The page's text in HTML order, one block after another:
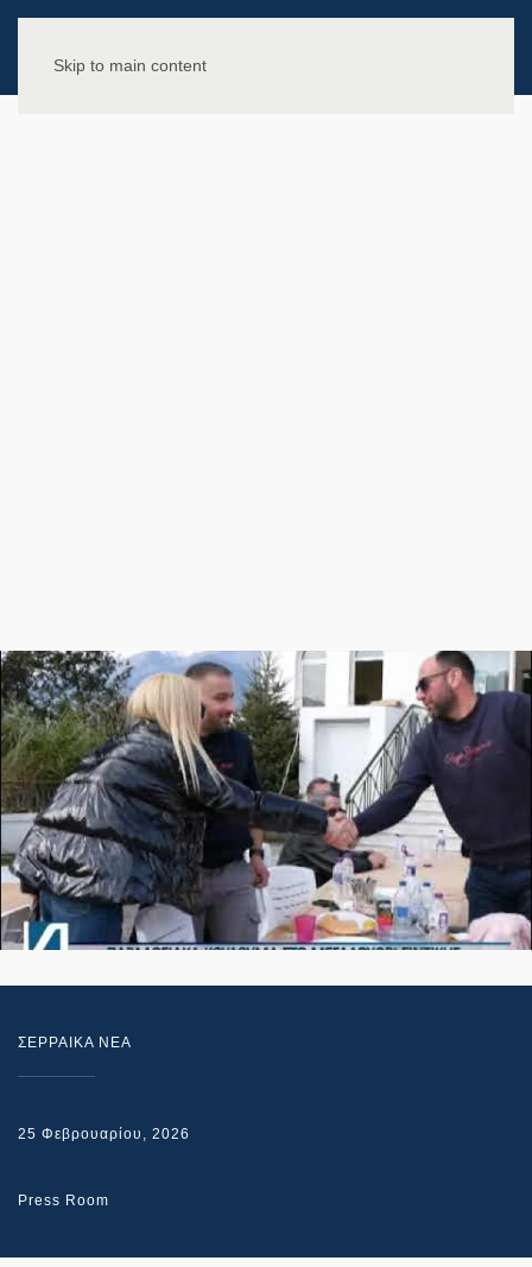
Skip to main content
ΣΕΡΡΑΙΚΑ ΝΕΑ
25 Φεβρουαρίου, 2026
Press Room